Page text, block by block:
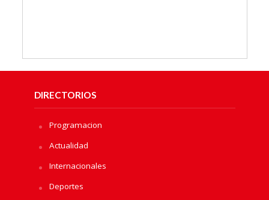
DIRECTORIOS
Programacion
Actualidad
Internacionales
Deportes